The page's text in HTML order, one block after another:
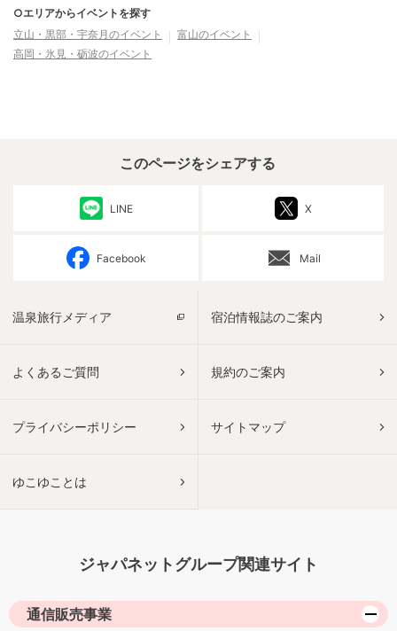
○エリアからイベントを探す
立山・黒部・宇奈月のイベント 富山のイベント
高岡・氷見・砺波のイベント
このページをシェアする
LINE X
Facebook Mail
温泉旅行メディア 宿泊情報誌のご案内
よくあるご質問 規約のご案内
プライバシーポリシー サイトマップ
ゆこゆことは
ジャパネットグループ関連サイト
通信販売事業